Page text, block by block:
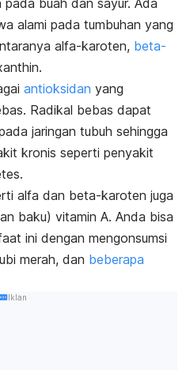
buah dan sayur. Ada
alami pada tumbuhan yang
alfa-karoten, beta-
.
antioksidan yang
Radikal bebas dapat
jaringan tubuh sehingga
kronis seperti penyakit
alfa dan beta-karoten juga
baku) vitamin A. Anda bisa
ini dengan mengonsumsi
merah, dan beberapa
Iklan